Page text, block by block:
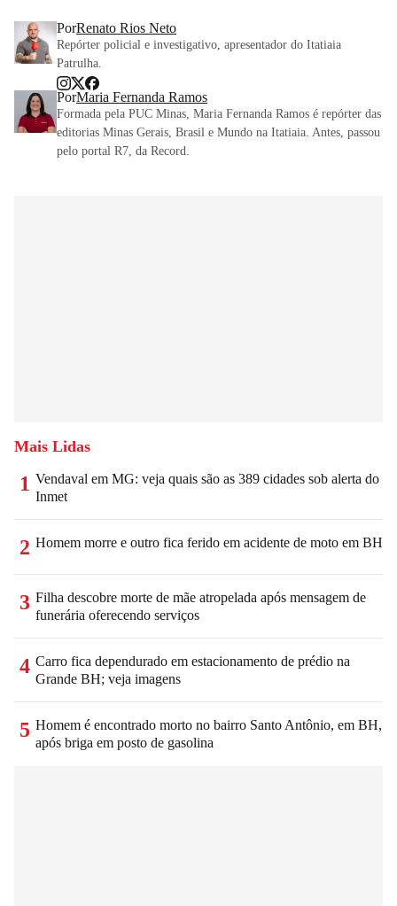
PorRenato Rios Neto
Repórter policial e investigativo, apresentador do Itatiaia
Patrulha.
PorMaria Fernanda Ramos
Formada pela PUC Minas, Maria Fernanda Ramos é repórter das
editorias Minas Gerais, Brasil e Mundo na Itatiaia. Antes, passou
pelo portal R7, da Record.
Mais Lidas
1 Vendaval em MG: veja quais são as 389 cidades sob alerta do
Inmet
2 Homem morre e outro fica ferido em acidente de moto em BH
3 Filha descobre morte de mãe atropelada após mensagem de
funerária oferecendo serviços
4 Carro fica dependurado em estacionamento de prédio na
Grande BH; veja imagens
5 Homem é encontrado morto no bairro Santo Antônio, em BH,
após briga em posto de gasolina